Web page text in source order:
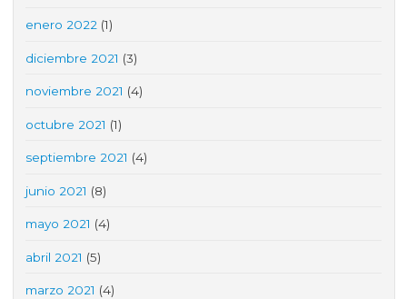
enero 2022 (1)
diciembre 2021 (3)
noviembre 2021 (4)
octubre 2021 (1)
septiembre 2021 (4)
junio 2021 (8)
mayo 2021 (4)
abril 2021 (5)
marzo 2021 (4)